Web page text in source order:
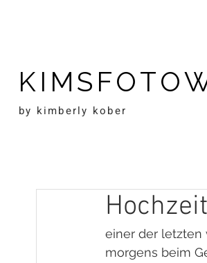
by kimberly kober
einer der letzten
morgens beim